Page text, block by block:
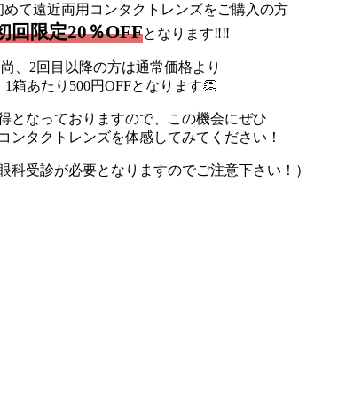
めて遠近両用コンタクトレンズをご購入の方
回限定20％OFFとなります‼‼
尚、2回目以降の方は通常価格より
1箱あたり500円OFFとなります👏
となっておりますので、この機会にぜひ
ンタクトレンズを体感してみてください！
科受診が必要となりますのでご注意下さい！）